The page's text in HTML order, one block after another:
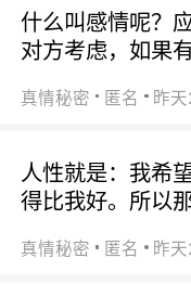
什么叫感情呢？
对方考虑，如果
真情秘密 匿名 昨
人性就是：我希
得比我好。所以
真情秘密 匿名 昨